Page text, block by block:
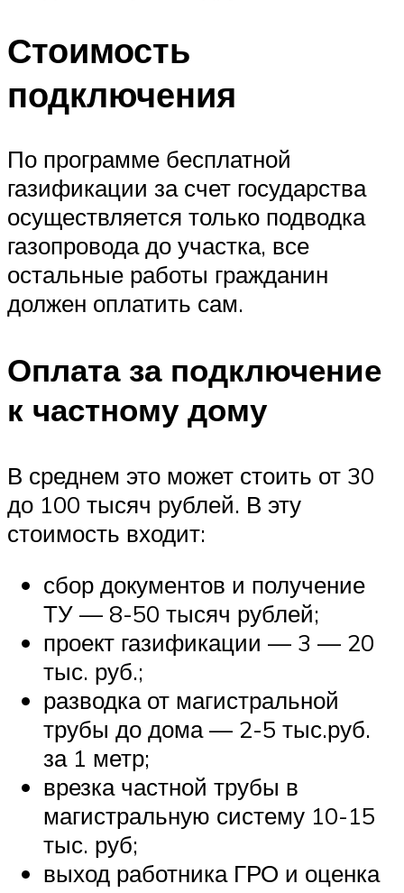
Стоимость
подключения
По программе бесплатной
газификации за счет государства
осуществляется только подводка
газопровода до участка, все
остальные работы гражданин
должен оплатить сам.
Оплата за подключение
к частному дому
В среднем это может стоить от 30
до 100 тысяч рублей. В эту
стоимость входит:
сбор документов и получение
ТУ — 8-50 тысяч рублей;
проект газификации — 3 — 20
тыс. руб.;
разводка от магистральной
трубы до дома — 2-5 тыс.руб.
за 1 метр;
врезка частной трубы в
магистральную систему 10-15
тыс. руб;
выход работника ГРО и оценка